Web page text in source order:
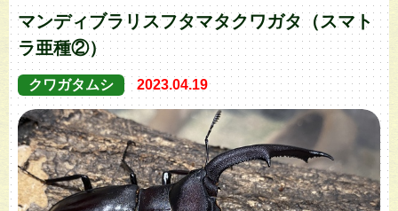
マンディブラリスフタマタクワガタ（スマト
ラ亜種②）
クワガタムシ 2023.04.19